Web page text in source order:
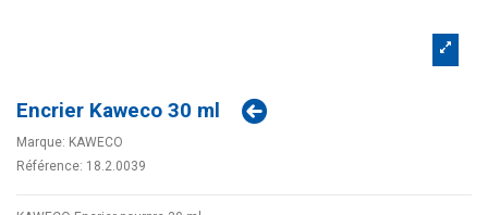
Encrier Kaweco 30 ml
Marque: KAWECO
Référence: 18.2.0039